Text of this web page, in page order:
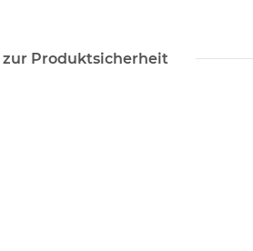
zur Produktsicherheit